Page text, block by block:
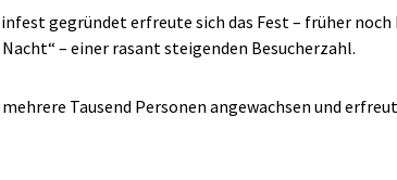
gegründet erfreute sich das Fest – früher noch
– einer rasant steigenden Besucherzahl.
Tausend Personen angewachsen und